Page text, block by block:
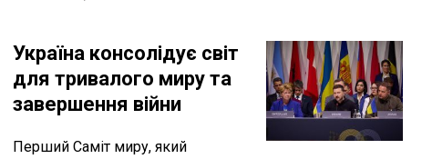
Україна консолідує світ
для тривалого миру та
завершення війни
Перший Саміт миру, який